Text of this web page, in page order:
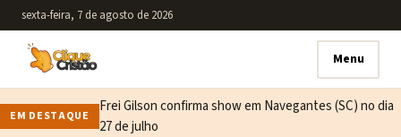
sexta-feira, 7 de agosto de 2026
Menu
EM DESTAQUE
Frei Gilson confirma show em Navegantes (SC) no dia
27 de julho